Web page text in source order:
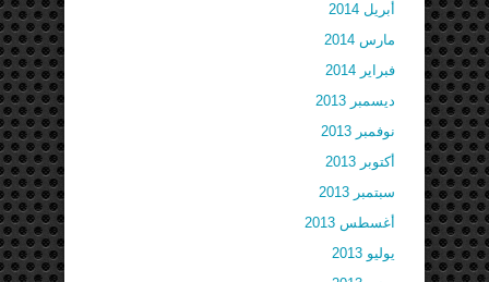
أبريل 2014
مارس 2014
فبراير 2014
ديسمبر 2013
نوفمبر 2013
أكتوبر 2013
سبتمبر 2013
أغسطس 2013
يوليو 2013